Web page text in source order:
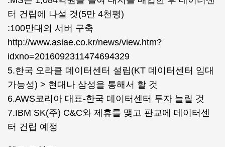
터 건립에 나설 것(5만 4천평)
:100만대의 서버 구축
http://www.asiae.co.kr/news/view.htm?
idxno=2016092311474694329
5.한국 오라클 데이터센터 설립(KT 데이터센터 임대
가능성) > 현대나 삼성을 통해서 할 것
6.AWS코리아 대표-한국 데이터센터 투자 늘릴 것
7.IBM SK(주) C&C와 제휴를 맺고 판교에 데이터센
터 건립 예정